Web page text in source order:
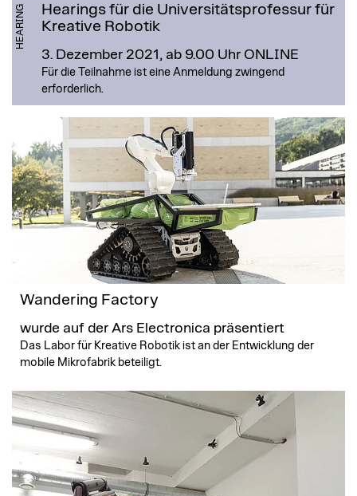
HEARING
Hearings für die Universitätsprofessur für
Kreative Robotik
3. Dezember 2021, ab 9.00 Uhr ONLINE
Für die Teilnahme ist eine Anmeldung zwingend
erforderlich.
Wandering Factory
wurde auf der Ars Electronica präsentiert
Das Labor für Kreative Robotik ist an der Entwicklung der
mobile Mikrofabrik beteiligt.